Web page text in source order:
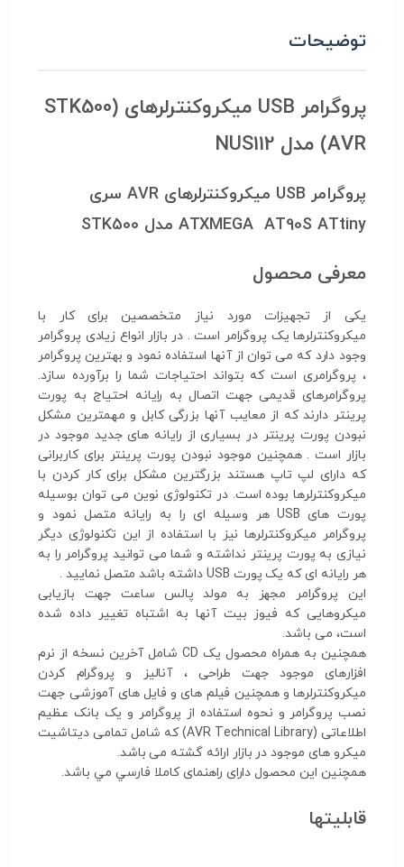
توضیحات
پروگرامر USB میکروکنترلرهای STK500)
AVR) مدل NUS112
پروگرامر USB میکروکنترلرهای AVR سری
ATXMEGA AT90S ATtiny مدل STK500
معرفی محصول
یکی از تجهیزات مورد نیاز متخصصین برای کار با
میکروکنترلرها یک پروگرامر است . در بازار انواع زیادی پروگرامر
وجود دارد که می توان از آنها استفاده نمود و بهترین پروگرامر
، پروگرامری است که بتواند احتیاجات شما را برآورده سازد.
پروگرامرهای قدیمی جهت اتصال به رایانه احتیاج به پورت
پرینتر دارند که از معایب آنها بزرگی کابل و مهمترین مشکل
نبودن پورت پرینتر در بسیاری از رایانه های جدید موجود در
بازار است . همچنین موجود نبودن پورت پرینتر برای کاربرانی
که دارای لپ تاپ هستند بزرگترین مشکل برای کار کردن با
میکروکنترلرها بوده است. در تکنولوژی نوین می توان بوسیله
پورت های USB هر وسیله ای را به رایانه متصل نمود و
پروگرامر میکروکنترلرها نیز با استفاده از این تکنولوژی دیگر
نیازی به پورت پرینتر نداشته و شما می توانید پروگرامر را به
هر رایانه ای که یک پورت USB داشته باشد متصل نمایید .
این پروگرامر مجهز به مولد پالس ساعت جهت بازیابی
میکروهایی که فیوز بیت آنها به اشتباه تغییر داده شده
است، می باشد.
همچنین به همراه محصول یک CD شامل آخرین نسخه از نرم
افزارهای موجود جهت طراحی ، آنالیز و پروگرام کردن
میکروکنترلرها و همچنین فیلم های و فایل های آموزشی جهت
نصب پروگرامر و نحوه استفاده از پروگرامر و یک بانک عظیم
اطلاعاتی (AVR Technical Library) که شامل تمامی دیتاشیت
میکرو های موجود در بازار ارائه گشته می باشد.
همچنين اين محصول دارای راهنمای کاملا فارسي مي باشد.
قابلیتها